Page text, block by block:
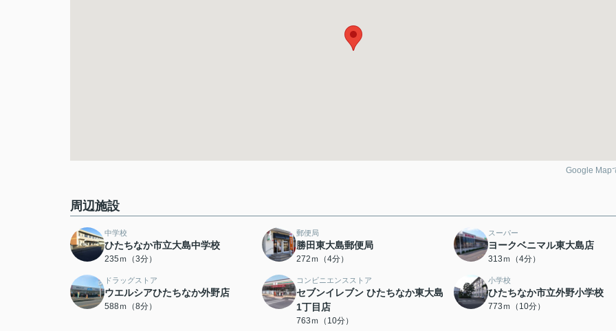
Google Map
周辺施設
中学校
ひたちなか市立大島中学校
235ｍ（3分）
郵便局
勝田東大島郵便局
272ｍ（4分）
スーパー
ヨークベニマル東大島店
313ｍ（4分）
ドラッグストア
ウエルシアひたちなか外野店
588ｍ（8分）
コンビニエンスストア
セブンイレブン ひたちなか東大島
1丁目店
763ｍ（10分）
小学校
ひたちなか市立外野小学校
773ｍ（10分）